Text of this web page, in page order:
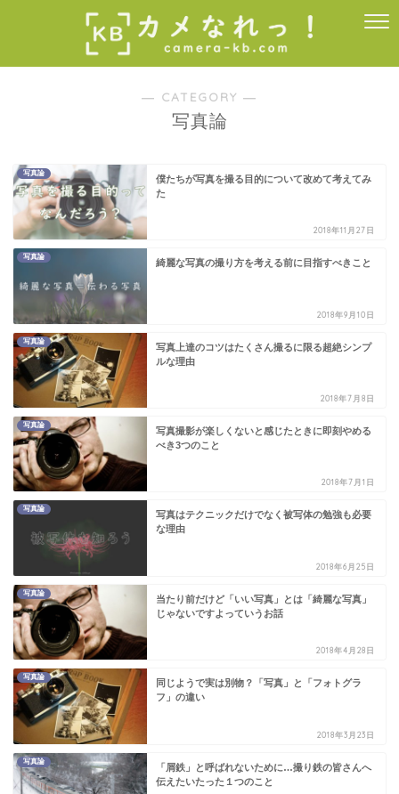
― CATEGORY ―
写真論
写真論
僕たちが写真を撮る目的について改めて考えてみ
た
2018年11月27日
写真論
綺麗な写真の撮り方を考える前に目指すべきこと
2018年9月10日
写真論
写真上達のコツはたくさん撮るに限る超絶シンプ
ルな理由
2018年7月8日
写真論
写真撮影が楽しくないと感じたときに即刻やめる
べき3つのこと
2018年7月1日
写真論
写真はテクニックだけでなく被写体の勉強も必要
な理由
2018年6月25日
写真論
当たり前だけど「いい写真」とは「綺麗な写真」
じゃないですよっていうお話
2018年4月28日
写真論
同じようで実は別物？「写真」と「フォトグラ
フ」の違い
2018年3月23日
写真論
「屑鉄」と呼ばれないために…撮り鉄の皆さんへ
伝えたいたった１つのこと